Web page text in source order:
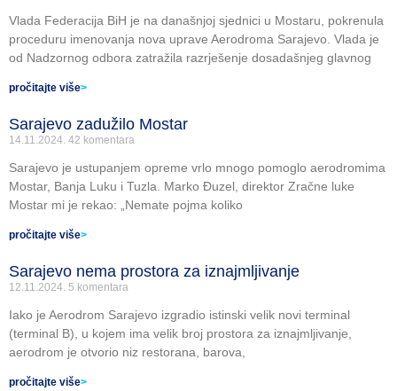
Vlada Federacija BiH je na današnjoj sjednici u Mostaru, pokrenula
proceduru imenovanja nova uprave Aerodroma Sarajevo. Vlada je
od Nadzornog odbora zatražila razrješenje dosadašnjeg glavnog
pročitajte više>
Sarajevo zadužilo Mostar
14.11.2024. 42 komentara
Sarajevo je ustupanjem opreme vrlo mnogo pomoglo aerodromima
Mostar, Banja Luku i Tuzla. Marko Đuzel, direktor Zračne luke
Mostar mi je rekao: „Nemate pojma koliko
pročitajte više>
Sarajevo nema prostora za iznajmljivanje
12.11.2024. 5 komentara
Iako je Aerodrom Sarajevo izgradio istinski velik novi terminal
(terminal B), u kojem ima velik broj prostora za iznajmljivanje,
aerodrom je otvorio niz restorana, barova,
pročitajte više>